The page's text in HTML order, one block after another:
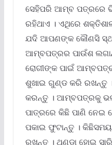
ସେହିପରି ଆମ୍ବ ପତ୍ରରେ
ରହିଥାଏ । ଏଥିରେ
ଯଦି ଆପଣଙ୍କ କୌଣସି
ଆମ୍ବପତ୍ରର ପାଉଁଶ
ରୋଗୀଙ୍କ ପାଇଁ
ଶୁଖାଇ ଗୁଣ୍ଡ କରି ରଖନ୍ତୁ
କରନ୍ତୁ । ଆମ୍ବପତ୍ରକୁ
ପାତ୍ରରେ କିଛି ପାଣି ନେଇ
ପକାଇ ଫୁଟାନ୍ତୁ ।
ରଖନ୍ତୁ । ଥଣ୍ଡା ହୋଇ